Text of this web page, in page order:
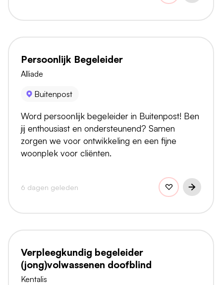
Persoonlijk Begeleider
Alliade
Buitenpost
Word persoonlijk begeleider in Buitenpost! Ben
jij enthousiast en ondersteunend? Samen
zorgen we voor ontwikkeling en een fijne
woonplek voor cliënten.
6 dagen geleden
Verpleegkundig begeleider
(jong)volwassenen doofblind
Kentalis